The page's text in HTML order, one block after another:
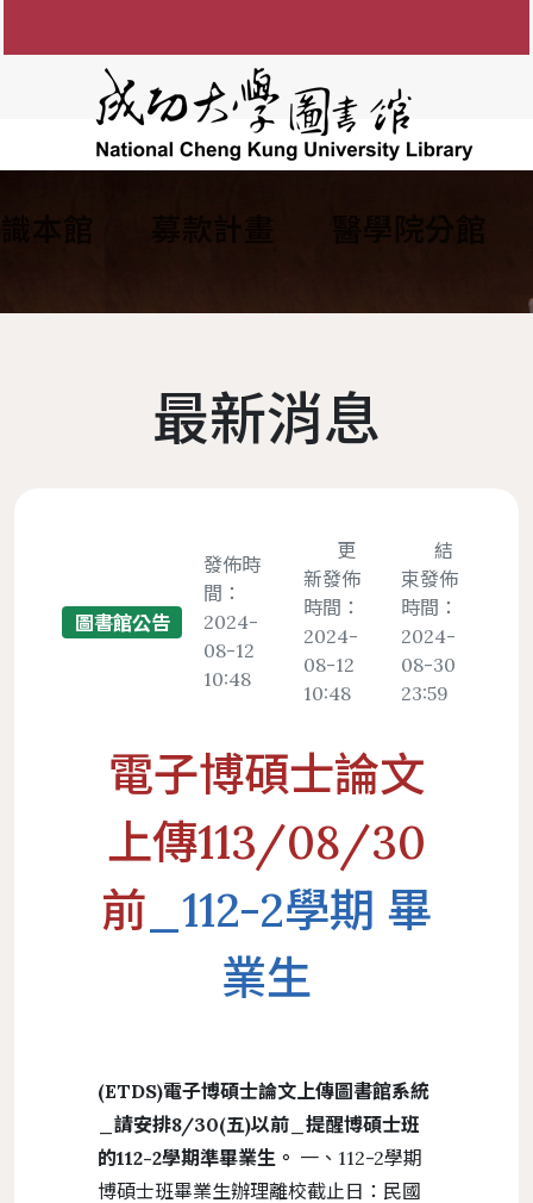
本館 募款計畫 醫學院分館
新書通報
綠色大學
博碩士論
中文期刊館藏清單
報紙館藏清單
年度訂購期刊清單
個人借閱
個人資料
圖書服務
使用服務
館際合作服務
NDDS全國文獻傳遞服務
跨館圖書互借
國科會期刊資源研究支援服務
中研院統計文獻服務
防範掠奪性出版陷阱 學術影響力&研究者
讀者留言板
書香享閱卡
置物櫃
遵守智慧財產權宣導
二手書交流平台
PWA操作說明
歷任館長
圖書委員會
各組業務
工作人員
地理位置
環景導覽
圖書館法規
館藏發展政策
典範傳承
圖書館行事曆
最新消息
圖書館公告
發佈時
間：
2024-
08-12
10:48
更
新發佈
時間：
2024-
08-12
10:48
結
束發佈
時間：
2024-
08-30
23:59
電子博碩士論文
上傳113/08/30
前 _112-2學期 畢
業生
(ETDS)電子博碩士論文上傳圖書館系統
_請安排8/30(五)以前_提醒博碩士班
的112-2學期準畢業生。 一、112-2學期
博碩士班畢業生辦理離校截止日：民國